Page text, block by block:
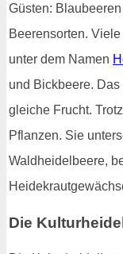
Güsten:
Beerensorten.
unter dem Namen
und Bickbeere.
gleiche Frucht.
Pflanzen. Sie
Waldheidelbeere,
Die